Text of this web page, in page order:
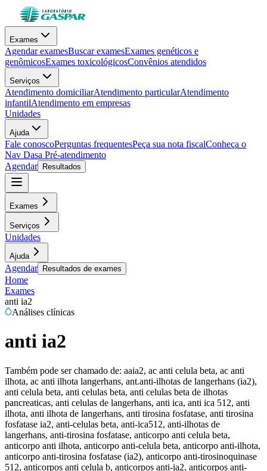
Exames
Agendar examesBuscar examesExames genéticos e
genômicosExames toxicológicosConvênios atendidos
Serviços
Atendimento domiciliarAtendimento particularAtendimento
infantilAtendimento em empresas
Unidades
Ajuda
Fale conoscoPerguntas frequentesPeça sua nota fiscalConheça o
Nav Dasa Pré-atendimento
Agendar
Resultados
Exames
Serviços
Unidades
Ajuda
Agendar Resultados de exames
Home
Exames
anti ia2
Análises clínicas
anti ia2
Também pode ser chamado de: aaia2, ac anti celula beta, ac anti
ilhota, ac anti ilhota langerhans, ant.anti-ilhotas de langerhans (ia2),
anti celula beta, anti celulas beta, anti celulas beta de ilhotas
pancreaticas, anti celulas de langerhans, anti ica, anti ica 512, anti
ilhota, anti ilhota de langerhans, anti tirosina fosfatase, anti tirosina
fosfatase ia2, anti-celulas beta, anti-ica512, anti-ilhotas de
langerhans, anti-tirosina fosfatase, anticorpo anti celula beta,
anticorpo anti ilhota, anticorpo anti-celula beta, anticorpo anti-ilhota,
anticorpo anti-tirosina fosfatase (ia2), anticorpo anti-tirosinoquinase
512, anticorpos anti celula b, anticorpos anti-ia2, anticorpos anti-